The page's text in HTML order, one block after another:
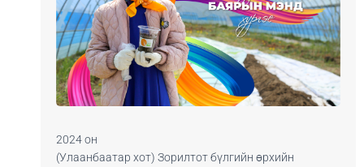
2024 он
(Улаанбаатар хот) Зорилтот бүлгийн өрхийн